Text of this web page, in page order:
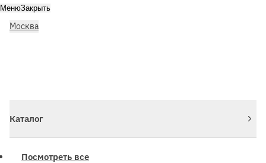
Москва
МенюЗакрыть
Каталог
Посмотреть все